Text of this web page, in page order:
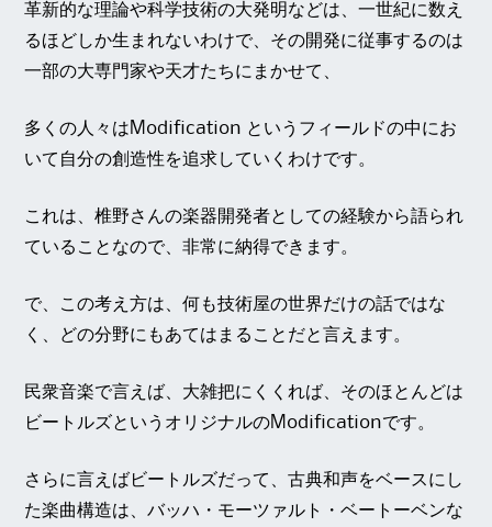
革新的な理論や科学技術の大発明などは、一世紀に数え
るほどしか生まれないわけで、その開発に従事するのは
一部の大専門家や天才たちにまかせて、
多くの人々はModification というフィールドの中にお
いて自分の創造性を追求していくわけです。
これは、椎野さんの楽器開発者としての経験から語られ
ていることなので、非常に納得できます。
で、この考え方は、何も技術屋の世界だけの話ではな
く、どの分野にもあてはまることだと言えます。
民衆音楽で言えば、大雑把にくくれば、そのほとんどは
ビートルズというオリジナルのModificationです。
さらに言えばビートルズだって、古典和声をベースにし
た楽曲構造は、バッハ・モーツァルト・ベートーベンな